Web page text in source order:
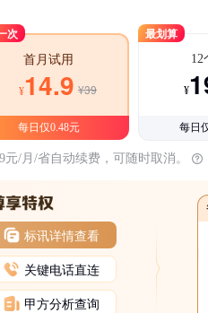
次
首月试用
¥14.9 ¥39
每日仅0.48元
最划算
12
¥
每日
元/月/省自动续费，可随时取消。
标讯详情查看
关键电话直连
甲方分析查询